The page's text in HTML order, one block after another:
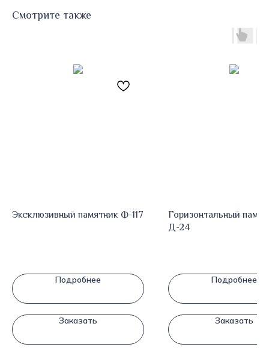
Смотрите также
Эксклюзивный памятник Ф-117
Подробнее
Заказать
Горизонтальный
Д-24
Подробнее
Заказать